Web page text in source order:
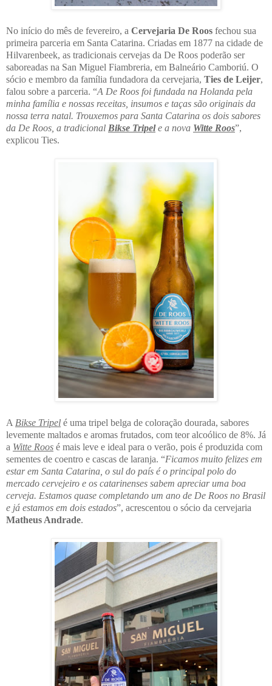
No início do mês de fevereiro, a Cervejaria De Roos fechou sua
primeira parceria em Santa Catarina. Criadas em 1877 na cidade de
Hilvarenbeek, as tradicionais cervejas da De Roos poderão ser
saboreadas na San Miguel Fiambreria, em Balneário Camboriú. O
sócio e membro da família fundadora da cervejaria, Ties de Leijer,
falou sobre a parceria. “A De Roos foi fundada na Holanda pela
minha família e nossas receitas, insumos e taças são originais da
nossa terra natal. Trouxemos para Santa Catarina os dois sabores
da De Roos, a tradicional Bikse Tripele a nova Witte Roos”,
explicou Ties.
A Bikse Tripel é uma tripel belga de coloração dourada, sabores
levemente maltados e aromas frutados, com teor alcoólico de 8%. Já
a Witte Roos é mais leve e ideal para o verão, pois é produzida com
sementes de coentro e cascas de laranja. “Ficamos muito felizes em
estar em Santa Catarina, o sul do país é o principal polo do
mercado cervejeiro e os catarinenses sabem apreciar uma boa
cerveja. Estamos quase completando um ano de De Roos no Brasil
e já estamos em dois estados”, acrescentou o sócio da cervejaria
Matheus Andrade.